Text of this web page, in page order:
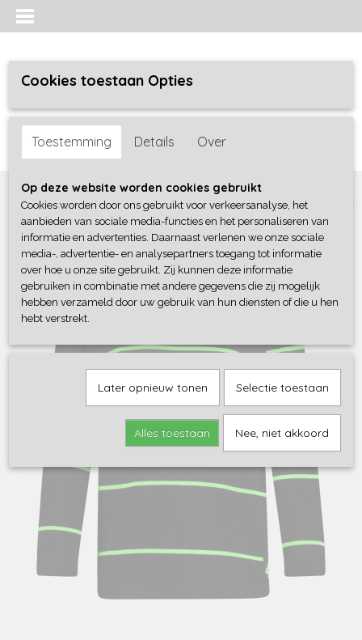
Inloggen Registreren
Home >Jongens>Shirts / Polo's / Overhemd>4President
Cookies toestaan Opties
Toestemming Details Over
Op deze website worden cookies gebruikt
Cookies worden door ons gebruikt voor verkeersanalyse, het
aanbieden van sociale media-functies en het personaliseren van
informatie en advertenties. Daarnaast verlenen we onze sociale
media-, advertentie- en analysepartners toegang tot informatie
over hoe u onze site gebruikt. Zij kunnen deze informatie
gebruiken in combinatie met andere gegevens die zij mogelijk
hebben verzameld door uw gebruik van hun diensten of die u hen
hebt verstrekt.
Later opnieuw tonen Selectie toestaan
Alles toestaan Nee, niet akkoord